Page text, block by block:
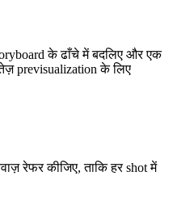
के ढाँचे में बदलिए और एक
previsualization के लिए
रेफर कीजिए, ताकि हर shot में